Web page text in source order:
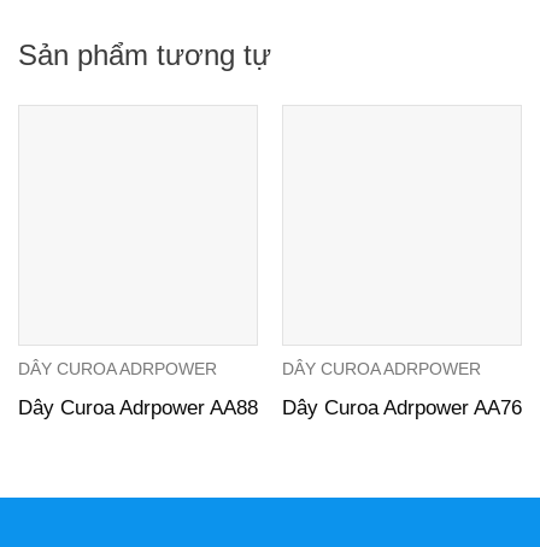
Sản phẩm tương tự
DÂY CUROA ADRPOWER
Dây Curoa Adrpower AA88
DÂY CUROA ADRPOWER
Dây Curoa Adrpower AA76